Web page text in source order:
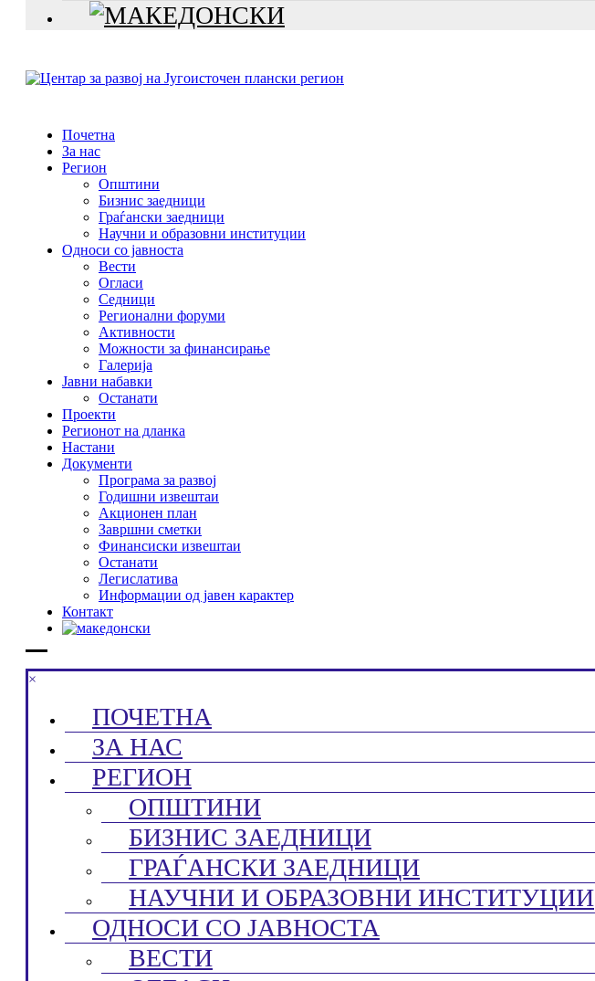
Почетна
За нас
Регион
Општини
Бизнис заедници
Граѓански заедници
Научни и образовни институции
Односи со јавноста
Вести
Огласи
Седници
Регионални форуми
Активности
Можности за финансирање
Галерија
Јавни набавки
Останати
Проекти
Регионот на дланка
Настани
Документи
Програма за развој
Годишни извештаи
Акционен план
Завршни сметки
Финансиски извештаи
Останати
Легислатива
Информации од јавен карактер
Контакт
×
ПОЧЕТНА
ЗА НАС
РЕГИОН
ОПШТИНИ
БИЗНИС ЗАЕДНИЦИ
ГРАЃАНСКИ ЗАЕДНИЦИ
НАУЧНИ И ОБРАЗОВНИ ИНСТИТУЦИИ
ОДНОСИ СО ЈАВНОСТА
ВЕСТИ